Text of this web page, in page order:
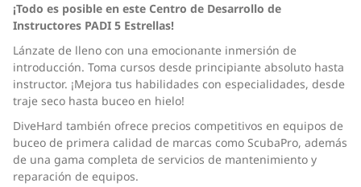
¡Todo es posible en este Centro de Desarrollo de
Instructores PADI 5 Estrellas!
Lánzate de lleno con una emocionante inmersión de
introducción. Toma cursos desde principiante absoluto hasta
instructor. ¡Mejora tus habilidades con especialidades, desde
traje seco hasta buceo en hielo!
DiveHard también ofrece precios competitivos en equipos de
buceo de primera calidad de marcas como ScubaPro, además
de una gama completa de servicios de mantenimiento y
reparación de equipos.